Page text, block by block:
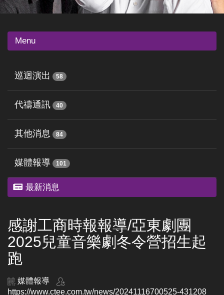
Menu
巡迴演出 58
代禱通訊 40
其他消息 84
媒體報導 101
最新消息
感謝工商時報報導/亞東劇團
2025兒童音樂劇冬令營招生起
跑
媒體報導
https://www.ctee.com.tw/news/20241116700525-431208